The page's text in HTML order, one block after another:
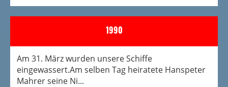
1990
Am 31. März wurden unsere Schiffe
eingewassert.Am selben Tag heiratete Hanspeter
Mahrer seine Ni...